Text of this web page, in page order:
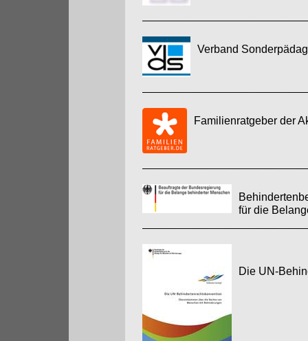
Verband
Familienratgeber der
für die
Die UN-